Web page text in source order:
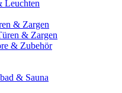
Leuchten
& Zargen
& Zargen
& Zubehör
& Sauna